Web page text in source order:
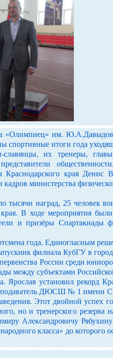
им. Ю.А.Давыдова
спортивные итоги года
их тренеры,
Краснодарского края Денис
министерства
наград, 25 человек
В ходе мероприятия
и призёры Спартакиады
года. Единогласным
филиала КубГУ в
России среди
между субъектами
установил рекорд
ДЮСШ № 1 имени
Этот двойной успех
но и тренерского резерва
Александровичу
класса» до которого